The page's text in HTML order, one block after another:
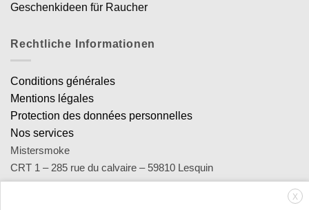
Geschenkideen für Raucher
Rechtliche Informationen
Conditions générales
Mentions légales
Protection des données personnelles
Nos services
Mistersmoke
CRT 1 – 285 rue du calvaire – 59810 Lesquin
SA Royal Distribution - Siret : 449 471 465 00053 - Siren : 449
X